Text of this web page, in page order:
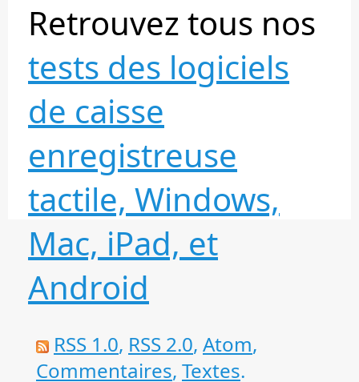
Retrouvez tous nos
tests des logiciels
de caisse
enregistreuse
tactile, Windows,
Mac, iPad, et
Android
RSS 1.0, RSS 2.0, Atom,
Commentaires, Textes.